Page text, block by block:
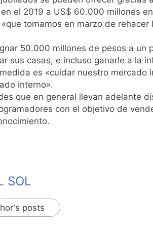
Diócesis de Quilmes celebra la fiesta
Atrás
Horas Atrás
Municipalidad de Quilmes limpió
Atrás
un asistente virtual para
Horas Atrás
gran convocatoria en la obra teatral
Atrás
debate el proyecto sobre
Atrás
el 2019 a US$ 60.000 millones
tomamos en marzo de
50.000 millones de pesos a
sus casas, e incluso ganarle a la
es «cuidar nuestro
interno».
que en general llevan adelante
con el objetivo de
SOL
posts